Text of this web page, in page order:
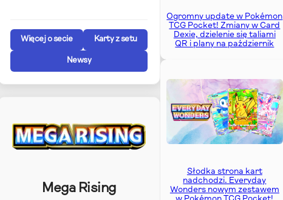
Więcej o secie Karty z setu
Newsy
Mega Rising
Ogromny update w Pokémon
TCG Pocket! Zmiany w Card
Dexie, dzielenie się taliami
QR i plany na październik
Słodka strona kart
nadchodzi. Everyday
Wonders nowym zestawem